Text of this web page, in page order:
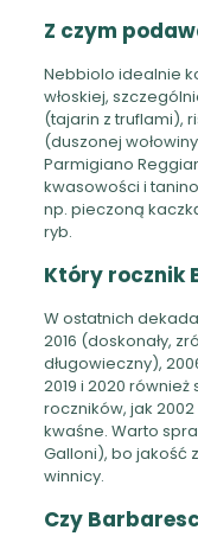
Z czym
Nebbiolo idealnie
włoskiej,
(tajarin z truflami),
(duszonej
Parmigiano
kwasowości i
np. pieczoną
ryb.
Który rocznik
W ostatnich
2016 (doskonały,
długowieczny),
2019 i 2020
roczników, jak
kwaśne. Warto
Galloni), bo jakość
winnicy.
Czy